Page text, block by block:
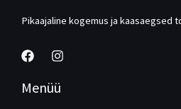
Pikaajaline kogemus ja kaasaegsed
Menüü